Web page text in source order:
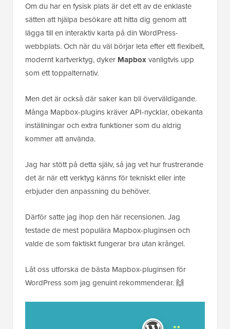
Om du har en fysisk plats är det ett av de enklaste
sätten att hjälpa besökare att hitta dig genom att
lägga till en interaktiv karta på din WordPress-
webbplats. Och när du väl börjar leta efter ett flexibelt,
modernt kartverktyg, dyker Mapboxvanligtvis upp
som ett toppalternativ.
Men det är också där saker kan bli överväldigande.
Många Mapbox-plugins kräver API-nycklar, obekanta
inställningar och extra funktioner som du aldrig
kommer att använda.
Jag har stött på detta själv, så jag vet hur frustrerande
det är när ett verktyg känns för tekniskt eller inte
erbjuder den anpassning du behöver.
Därför satte jag ihop den här recensionen. Jag
testade de mest populära Mapbox-pluginsen och
valde de som faktiskt fungerar bra utan krångel.
Låt oss utforska de bästa Mapbox-pluginsen för
WordPress som jag genuint rekommenderar. 🙌